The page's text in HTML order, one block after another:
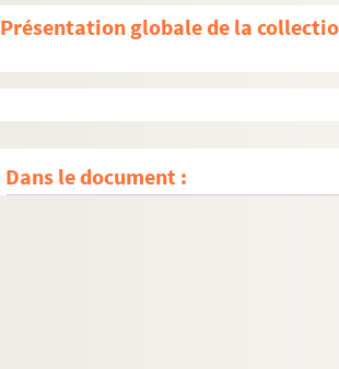
Présentation globale de la
Dans le document :